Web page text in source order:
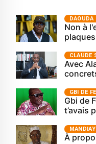
‎DAOUDA
Non à
CLAUDE
Avec
GBI DE
Gbi de
t’avais
À